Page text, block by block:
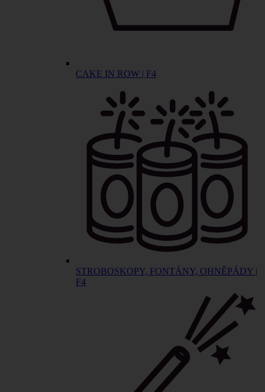
CAKE IN ROW | F4
STROBOSKOPY, FONTÁNY, OHNĚPÁDY |
F4